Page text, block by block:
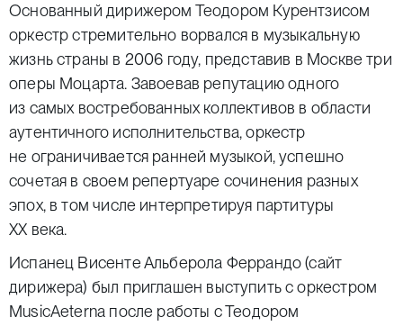
Основанный дирижером Теодором Курентзисом
оркестр стремительно ворвался в музыкальную
жизнь страны в 2006 году, представив в Москве три
оперы Моцарта. Завоевав репутацию одного
из самых востребованных коллективов в области
аутентичного исполнительства, оркестр
не ограничивается ранней музыкой, успешно
сочетая в своем репертуаре сочинения разных
эпох, в том числе интерпретируя партитуры
ХХ века.
Испанец Висенте Альберола Феррандо (сайт
дирижера) был приглашен выступить с оркестром
MusicAeterna после работы с Теодором